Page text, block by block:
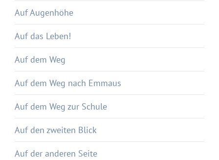
Auf Augenhöhe
Auf das Leben!
Auf dem Weg
Auf dem Weg nach Emmaus
Auf dem Weg zur Schule
Auf den zweiten Blick
Auf der anderen Seite